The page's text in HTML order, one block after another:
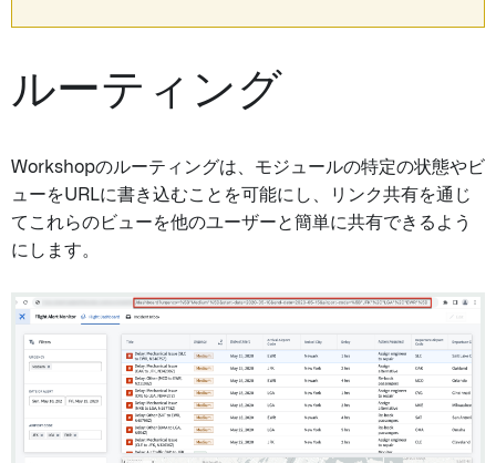
ルーティング
Workshopのルーティングは、モジュールの特定の状態やビ
ューをURLに書き込むことを可能にし、リンク共有を通じ
てこれらのビューを他のユーザーと簡単に共有できるよう
にします。